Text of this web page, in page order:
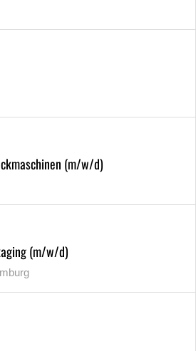
(m/w/d)
(m/w/d)